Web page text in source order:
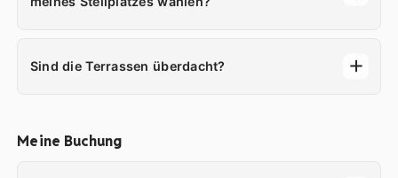
Sind die Terrassen überdacht?
Meine Buchung